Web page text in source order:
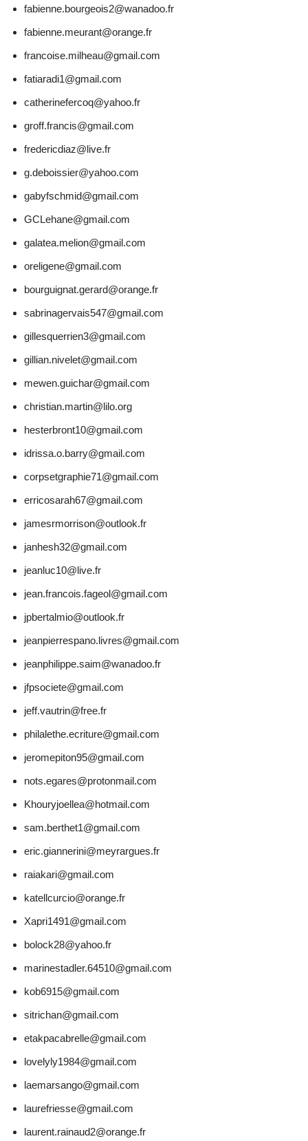
fabienne.bourgeois2@wanadoo.fr
fabienne.meurant@orange.fr
francoise.milheau@gmail.com
fatiaradi1@gmail.com
catherinefercoq@yahoo.fr
groff.francis@gmail.com
fredericdiaz@live.fr
g.deboissier@yahoo.com
gabyfschmid@gmail.com
GCLehane@gmail.com
galatea.melion@gmail.com
oreligene@gmail.com
bourguignat.gerard@orange.fr
sabrinagervais547@gmail.com
gillesquerrien3@gmail.com
gillian.nivelet@gmail.com
mewen.guichar@gmail.com
christian.martin@lilo.org
hesterbront10@gmail.com
idrissa.o.barry@gmail.com
corpsetgraphie71@gmail.com
erricosarah67@gmail.com
jamesrmorrison@outlook.fr
janhesh32@gmail.com
jeanluc10@live.fr
jean.francois.fageol@gmail.com
jpbertalmio@outlook.fr
jeanpierrespano.livres@gmail.com
jeanphilippe.saim@wanadoo.fr
jfpsociete@gmail.com
jeff.vautrin@free.fr
philalethe.ecriture@gmail.com
jeromepiton95@gmail.com
nots.egares@protonmail.com
Khouryjoellea@hotmail.com
sam.berthet1@gmail.com
eric.giannerini@meyrargues.fr
raiakari@gmail.com
katellcurcio@orange.fr
Xapri1491@gmail.com
bolock28@yahoo.fr
marinestadler.64510@gmail.com
kob6915@gmail.com
sitrichan@gmail.com
etakpacabrelle@gmail.com
lovelyly1984@gmail.com
laemarsango@gmail.com
laurefriesse@gmail.com
laurent.rainaud2@orange.fr